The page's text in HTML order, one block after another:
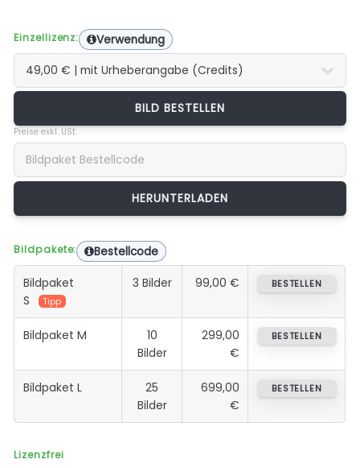
Einzellizenz: Verwendung
BILD BESTELLEN
Preise exkl. USt.
Bildpakete: Bestellcode
Bildpaket
S
Tipp
3 Bilder 99,00 € BESTELLEN
Bildpaket M
10
Bilder
299,00
€
BESTELLEN
Bildpaket L
25
Bilder
699,00
€
BESTELLEN
Lizenzfrei